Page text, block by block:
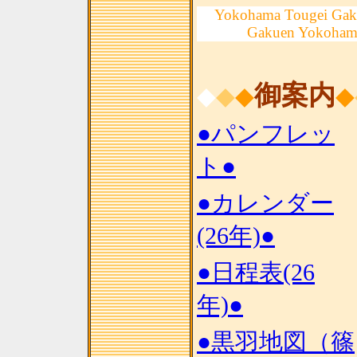
Yokohama Tougei
Gakuen
◆◆◆御案内◆
●パンフレッ
ト●
●カレンダー
(26年)●
●日程表(26
年)●
●黒羽地図（篠